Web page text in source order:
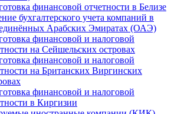
финансовой отчетности в Белизе
бухгалтерского учета компаний в
Арабских Эмиратах (ОАЭ)
финансовой и налоговой
на Сейшельских островах
финансовой и налоговой
на Британских Виргинских
финансовой и налоговой
в Киргизии